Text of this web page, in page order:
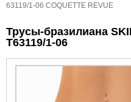
63119/1-06 COQUETTE REVUE
Трусы-бразилиана
Т63119/1-06